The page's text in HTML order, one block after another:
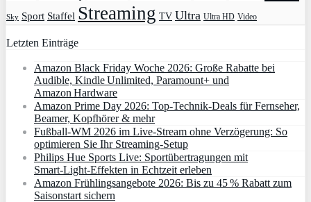
Sky Sport Staffel Streaming TV Ultra Ultra HD Video
Letzten Einträge
Amazon Black Friday Woche 2026: Große Rabatte bei
Audible, Kindle Unlimited, Paramount+ und
Amazon Hardware
Amazon Prime Day 2026: Top-Technik-Deals für Fernseher,
Beamer, Kopfhörer & mehr
Fußball-WM 2026 im Live-Stream ohne Verzögerung: So
optimieren Sie Ihr Streaming-Setup
Philips Hue Sports Live: Sportübertragungen mit
Smart‑Light‑Effekten in Echtzeit erleben
Amazon Frühlingsangebote 2026: Bis zu 45 % Rabatt zum
Saisonstart sichern